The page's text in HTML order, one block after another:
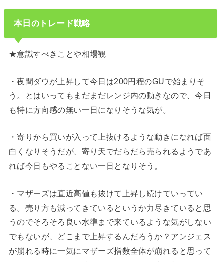
本日のトレード戦略
★意識すべきことや相場観
・夜間ダウが上昇して今日は200円程のGUで始まりそ
う。とはいってもまだまだレンジ内の動きなので、今日
も特に方向感の無い一日になりそうな気が。
・寄りから買いが入って上抜けるような動きになれば面
白くなりそうだが、寄り天でだらだら売られるようであ
れば今日もやることない一日となりそう。
・マザーズは直近高値も抜けて上昇し続けていってい
る。売り方も減ってきているというか力尽きていると思
うのでそろそろ良い水準まで来ているような気がしない
でもないが、どこまで上昇するんだろうか？アンジェス
が崩れる時に一気にマザーズ指数全体が崩れると思って